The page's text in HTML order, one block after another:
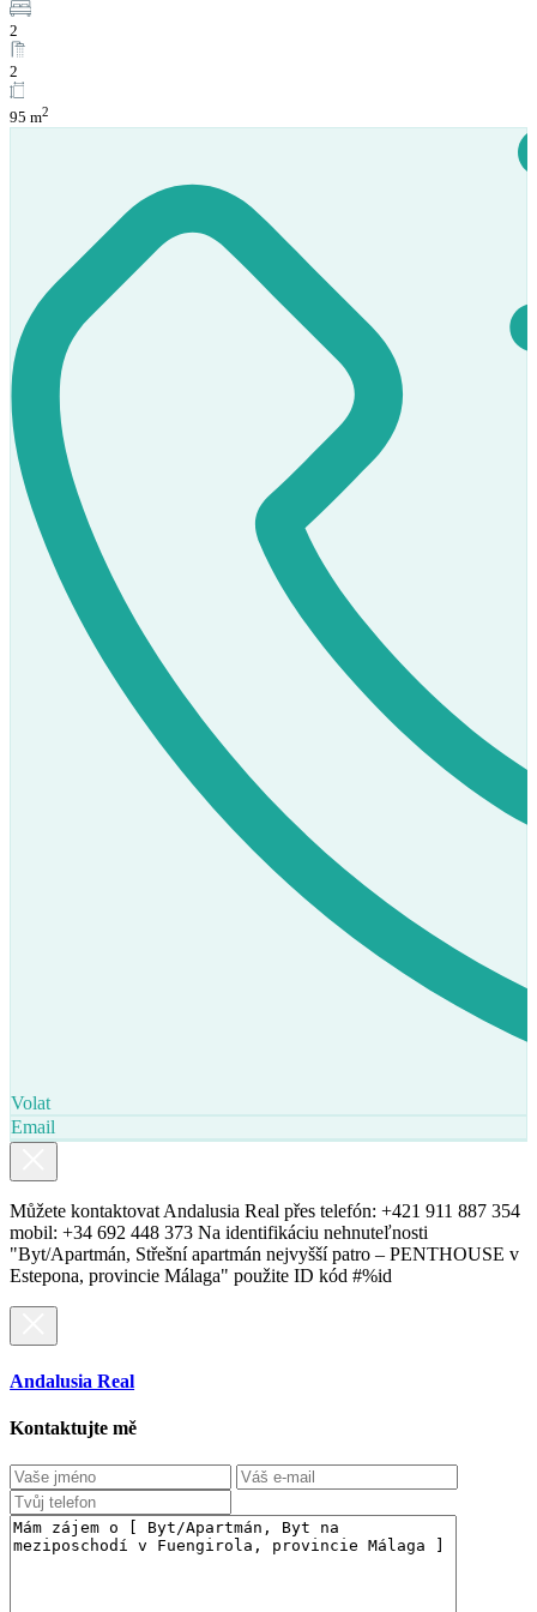
2
2
95 m2
Volat
Email
Můžete kontaktovat Andalusia Real přes telefón: +421 911 887 354
mobil: +34 692 448 373 Na identifikáciu nehnuteľnosti
"Byt/Apartmán, Střešní apartmán nejvyšší patro – PENTHOUSE v
Estepona, provincie Málaga" použite ID kód #%id
Andalusia Real
Kontaktujte mě